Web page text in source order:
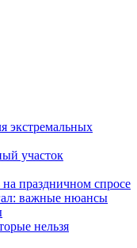
экстремальных
участок
на праздничном спросе
важные нюансы
нельзя